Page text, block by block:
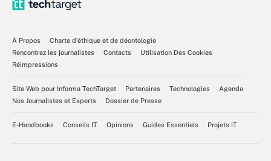
À Propos
Charte d’éthique et de déontologie
Rencontrez les journalistes
Contacts
Utilisation Des Cookies
Réimpressions
Site Web pour Informa TechTarget Partenaires Technologies
Agenda
Nos Journalistes et Experts
Dossier de Presse
E-Handbooks Conseils IT Opinions Guides Essentiels Projets IT